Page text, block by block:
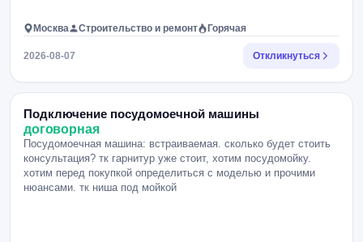
Москва Строительство и ремонт Горячая
2026-08-07 Откликнуться
Подключение посудомоечной машины
договорная
Посудомоечная машина: встраиваемая. сколько будет стоить
консультация? тк гарнитур уже стоит, хотим посудомойку.
хотим перед покупкой определиться с моделью и прочими
нюансами. тк ниша под мойкой